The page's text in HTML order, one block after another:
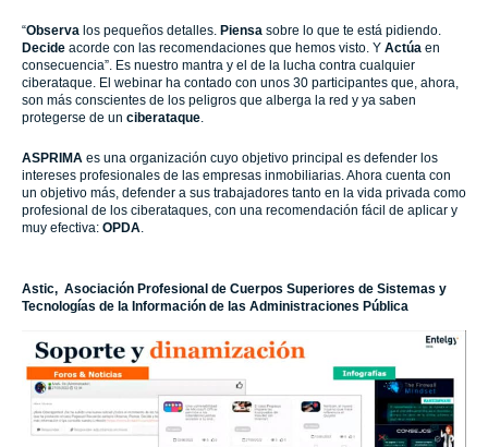
“Observa los pequeños detalles. Piensa sobre lo que te está pidiendo.
Decide acorde con las recomendaciones que hemos visto. Y Actúa en
consecuencia”. Es nuestro mantra y el de la lucha contra cualquier
ciberataque. E l webinar ha contado con unos 30 participantes que, ahora,
son más conscientes de los peligros que alberga la red y ya saben
protegerse de un ciberataque.
ASPRIMA es una organización cuyo objetivo principal es defender los
intereses profesionales de las empresas inmobiliarias. Ahora cuenta con
un objetivo más, defender a sus trabajadores tanto en la vida privada como
profesional de los ciberataques, con una recomendación fácil de aplicar y
muy efectiva: OPDA.
Astic, Asociación Profesional de Cuerpos Superiores de Sistemas y
Tecnologías de la Información de las Administraciones Pública